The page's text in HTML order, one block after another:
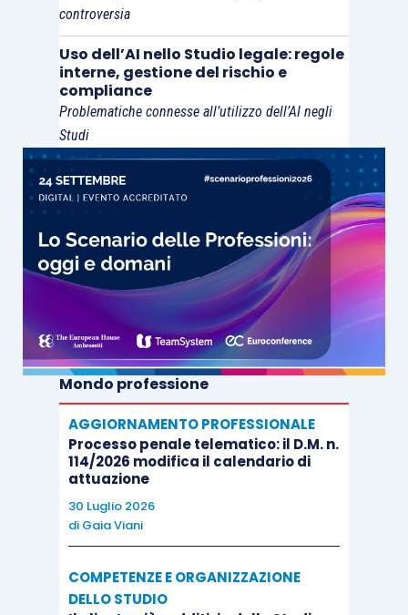
controversia
Uso dell’AI nello Studio legale: regole
interne, gestione del rischio e
compliance
Problematiche connesse all’utilizzo dell’AI negli
Studi
Mondo professione
AGGIORNAMENTO PROFESSIONALE
Processo penale telematico: il D.M. n.
114/2026 modifica il calendario di
attuazione
30 Luglio 2026
di Gaia Viani
COMPETENZE E ORGANIZZAZIONE
DELLO STUDIO